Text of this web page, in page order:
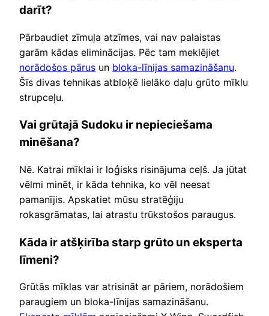
darīt?
Pārbaudiet zīmuļa atzīmes, vai nav palaistas
garām kādas eliminācijas. Pēc tam meklējiet
norādošos pārus un bloka-līnijas samazināšanu.
Šīs divas tehnikas atbloķē lielāko daļu grūto mīklu
strupceļu.
Vai grūtajā Sudoku ir nepieciešama
minēšana?
Nē. Katrai mīklai ir loģisks risinājuma ceļš. Ja jūtat
vēlmi minēt, ir kāda tehnika, ko vēl neesat
pamanījis. Apskatiet mūsu stratēģiju
rokasgrāmatas, lai atrastu trūkstošos paraugus.
Kāda ir atšķirība starp grūto un eksperta
līmeni?
Grūtās mīklas var atrisināt ar pāriem, norādošiem
paraugiem un bloka-līnijas samazināšanu.